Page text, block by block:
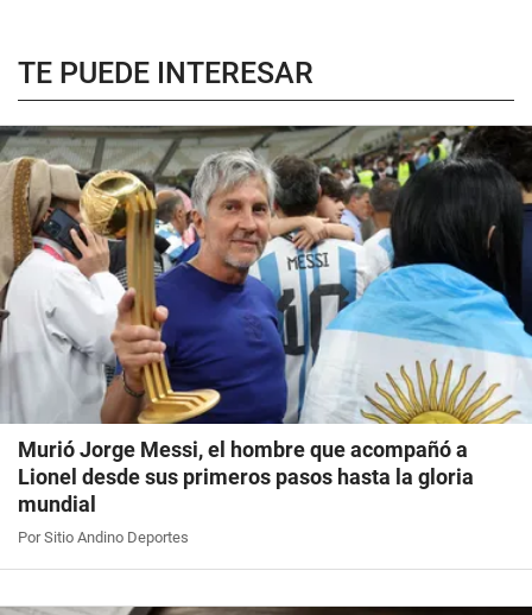
TE PUEDE INTERESAR
Murió Jorge Messi, el hombre que acompañó a
Lionel desde sus primeros pasos hasta la gloria
mundial
Por Sitio Andino Deportes